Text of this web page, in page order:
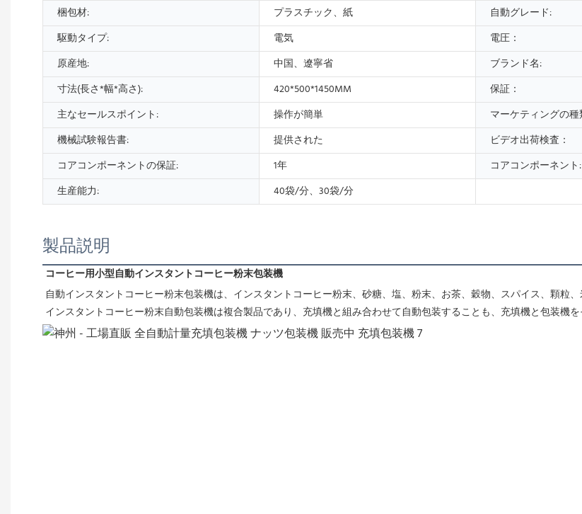
梱包材: プラスチック、紙 自動グレード:
駆動タイプ:
電気 電圧：
原産地:
中国、遼寧省 ブランド名:
寸法(長さ*幅*高さ):
420*500*1450MM 保証：
主なセールスポイント:
操作が簡単 マーケティングの種
機械試験報告書:
提供された ビデオ出荷検査：
コアコンポーネントの保証:
1年 コアコンポーネント:
生産能力:
40袋/分、30袋/分
製品説明
コーヒー用小型自動インスタントコーヒー粉末包装機
自動インスタントコーヒー粉末包装機は、インスタントコーヒー粉末、砂糖、塩、粉末、お茶、穀物、スパイス、顆粒
インスタントコーヒー粉末自動包装機は複合製品であり、充填機と組み合わせて自動包装することも、充填機と包装機